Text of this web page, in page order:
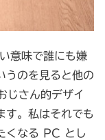
意味で誰にも嫌
うのを見ると他の
さん的デザイ
す。私はそれでも
くなる PC とし